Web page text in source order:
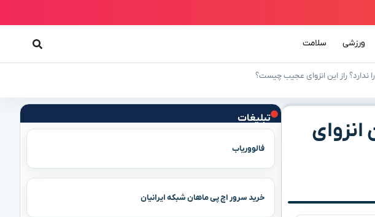
ورزشی سلامت
ندارد؟ راز این انزوای عجیب چیست؟
تبلیغات
فالووریاب
خرید سرور اچ پی ماهان شبکه ایرانیان
انزوای